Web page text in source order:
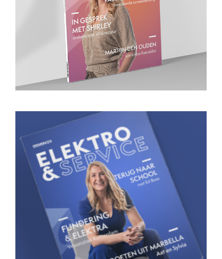
Bekijk magazine
Magazine 5
Bekijk magazine